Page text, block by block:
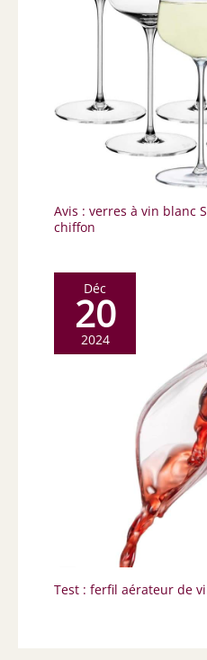
Avis : verres à vin blanc
chiffon
Déc
20
2024
Test : ferfil aérateur de